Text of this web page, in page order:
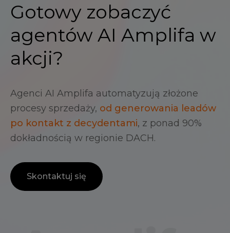
Gotowy zobaczyć
agentów AI Amplifa w
akcji?
Agenci AI Amplifa automatyzują złożone
procesy sprzedaży, od generowania leadów
po kontakt z decydentami, z ponad 90%
dokładnością w regionie DACH.
Skontaktuj się